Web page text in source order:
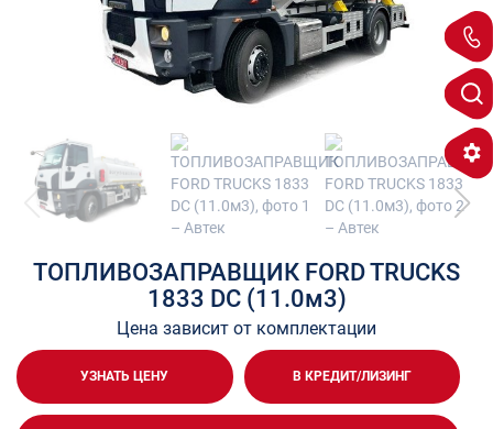
ТОПЛИВОЗАПРАВЩИК FORD TRUCKS
1833 DC (11.0м3)
Цена зависит от комплектации
УЗНАТЬ ЦЕНУ В КРЕДИТ/ЛИЗИНГ